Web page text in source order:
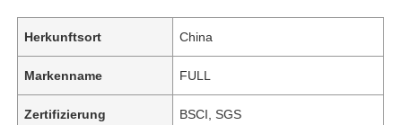
Herkunftsort China
Markenname FULL
Zertifizierung BSCI, SGS